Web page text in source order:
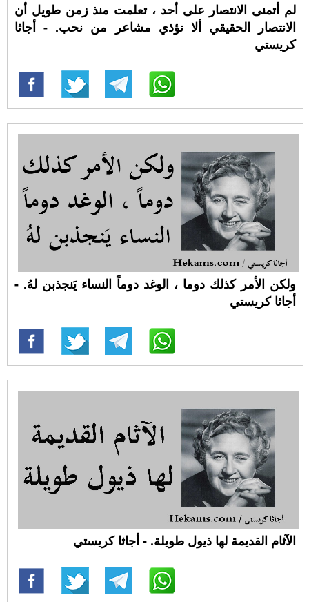
لم أتمنى الانتصار على أحد ، تعلمت منذ زمن طويل أن
الانتصار الحقيقي ألا نؤذي مشاعر من نحب. - أجاثا
كريستي
ولكن الأمر كذلك دوما ، الوغد دوماً النساء يَنجذبن لهُ. -
أجاثا كريستي
الآثام القديمة لها ذيول طويلة. - أجاثا كريستي